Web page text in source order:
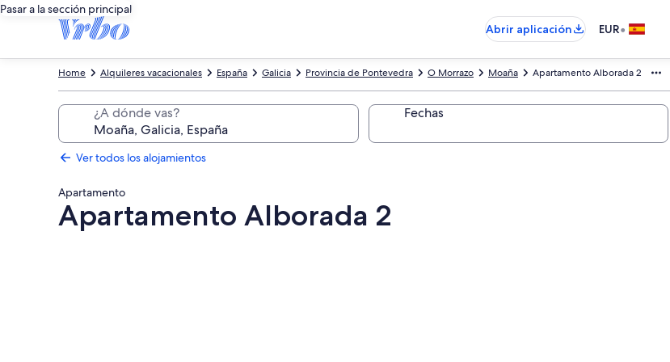
Pasar a la sección principal
Abrir aplicación
EUR•
Apartamento Alborada 2
Moaña
O Morrazo
Provincia de Pontevedra
Galicia
España
Alquileres vacacionales
Home
¿A dónde vas? Fechas
Ver todos los alojamientos
Apartamento
Apartamento Alborada 2